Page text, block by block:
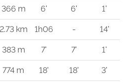
366 m 6' 6' 1'
2.73 km 1h06 - 14'
383 m 7' 7' 1'
774 m 18' 18' 3'